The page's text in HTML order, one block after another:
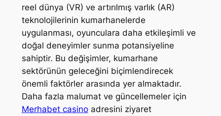
reel dünya (VR) ve artırılmış varlık (AR)
teknolojilerinin kumarhanelerde
uygulanması, oyunculara daha etkileşimli ve
doğal deneyimler sunma potansiyeline
sahiptir. Bu değişimler, kumarhane
sektörünün geleceğini biçimlendirecek
önemli faktörler arasında yer almaktadır.
Daha fazla malumat ve güncellemeler için
Merhabet casinoadresini ziyaret